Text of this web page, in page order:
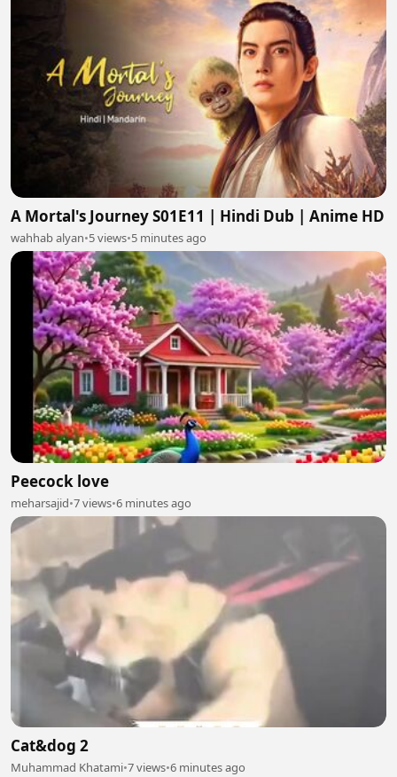
A Mortal's Journey S01E11 | Hindi Dub | Anime HD
wahhab alyan•5 views•5 minutes ago
Peecock love
meharsajid•7 views•6 minutes ago
Cat&dog 2
Muhammad Khatami•7 views•6 minutes ago